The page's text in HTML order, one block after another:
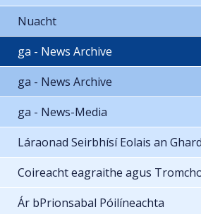
Nuacht
ga - News Archive
ga - News Archive
ga - News-Media
Láraonad Seirbhísí Eolais an
Coireacht eagraithe agus
Ár bPrionsabal Póilíneachta